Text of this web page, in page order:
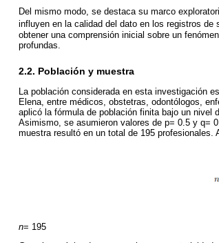
Del mismo modo, se destaca su marco
influyen en la calidad del dato en los registros de
obtener una comprensión inicial sobre un
profundas.
2.2. Población y muestra
La población considerada en esta investigación
Elena, entre médicos, obstetras, odontólogos,
aplicó la fórmula de población finita bajo un nivel
Asimismo, se asumieron valores de p= 0.5 y q=
muestra resultó en un total de 195 profesionales.
n= 195